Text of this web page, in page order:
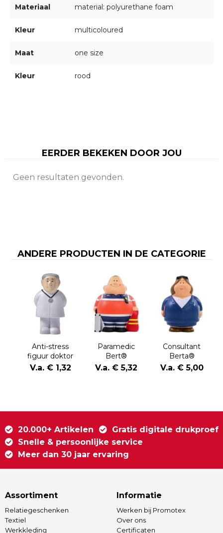
Materiaal material: polyurethane foam
Kleur multicoloured
Maat one size
Kleur rood
EERDER BEKEKEN DOOR JOU
Geen resultaten gevonden.
ANDERE PRODUCTEN IN DE CATEGORIE
Anti-stress
figuur doktor
Lily
V.a. € 1,32
Paramedic
Bert®
V.a. € 5,32
Consultant
Berta®
V.a. € 5,00
20.000+ Artikelen
Gratis digitale drukproef
Snelle & persoonlijke service
Meer dan 30 jaar ervaring
Assortiment
Relatiegeschenken
Textiel
Werkkleding
Informatie
Werken bij Promotex
Over ons
Certificaten